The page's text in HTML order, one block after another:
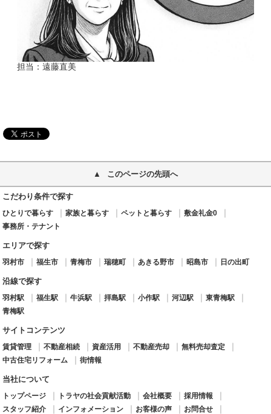
担当：遠藤直美
このページの先頭へ
こだわり条件で探す
ひとりで暮らす 家族と暮らす ペットと暮らす
敷金礼金0
事務所・テナント
エリアで探す
羽村市 福生市 青梅市 瑞穂町 あきる野市 昭島市 日の出町
沿線で探す
羽村駅 福生駅 牛浜駅 拝島駅 小作駅 河辺駅
東青梅駅
青梅駅
サイトコンテンツ
賃貸管理 不動産相続 資産活用 不動産売却
無料売却査定
中古住宅リフォーム
街情報
当社について
トップページ トラヤの社会貢献活動 会社概要
採用情報
スタッフ紹介
インフォメーション お客様の声 お問合せ